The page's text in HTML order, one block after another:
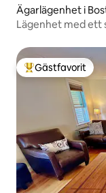
Ägarlägenhet i
Lägenhet med ett
Populär
Gästfavorit